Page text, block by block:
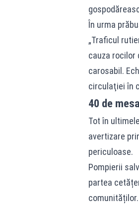
În urma
„Traficul
cauza rocilor
carosabil.
circulaţiei în
40 de
Tot în
avertizare
periculoase.
Pompierii
partea
comunităților.